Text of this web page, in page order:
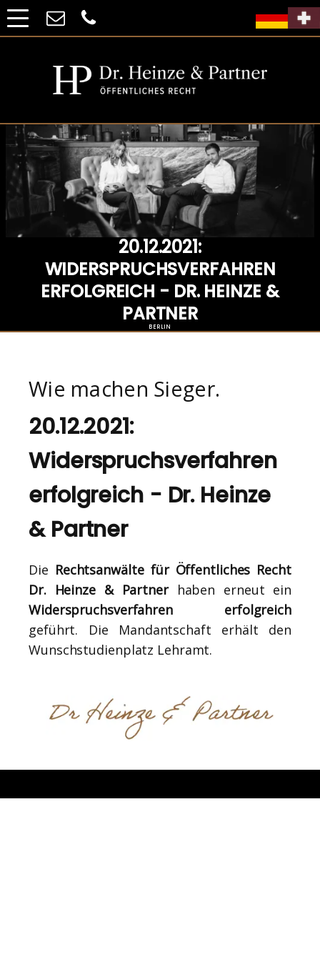
20.12.2021:
WIDERSPRUCHSVERFAHREN
ERFOLGREICH - DR. HEINZE &
PARTNER
BERLIN
Wie machen Sieger.
20.12.2021:
Widerspruchsverfahren
erfolgreich - Dr. Heinze
& Partner
Die Rechtsanwälte für Öffentliches Recht
Dr. Heinze & Partnerhaben erneut ein
Widerspruchsverfahren erfolgreich
geführt. Die Mandantschaft erhält den
Wunschstudienplatz Lehramt.